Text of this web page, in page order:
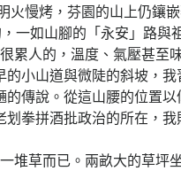
火慢烤，芬園的山上仍鑲
如山腳的「永安」路與
人的，溫度、氣壓甚至味
的小山道與微陡的斜坡，
的傳說。從這山腰的位置
划拳拼酒批政治的所在，
草而已。兩畝大的草坪